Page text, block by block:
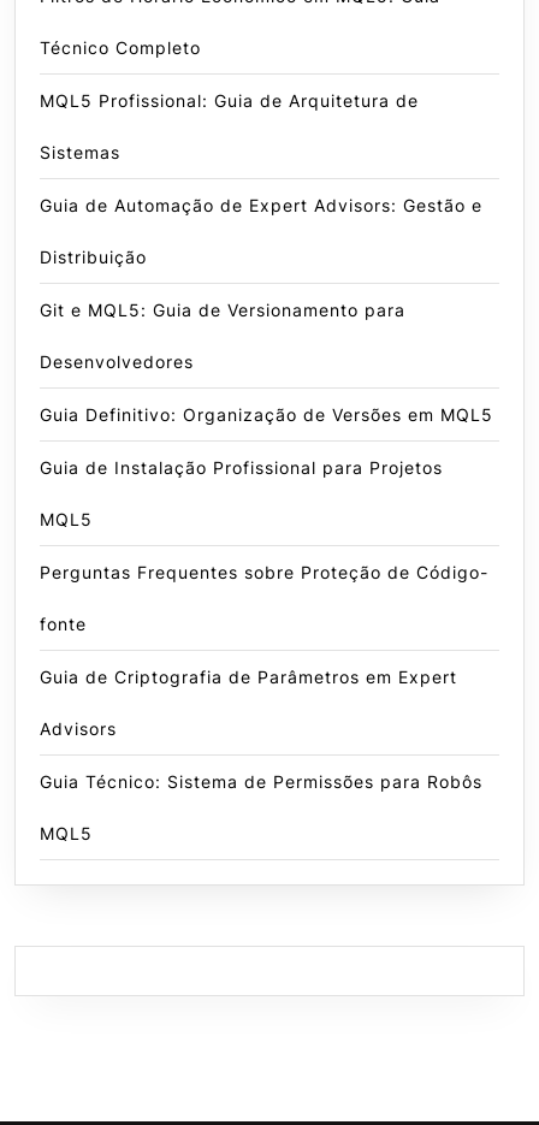
Técnico Completo
MQL5 Profissional: Guia de Arquitetura de
Sistemas
Guia de Automação de Expert Advisors: Gestão e
Distribuição
Git e MQL5: Guia de Versionamento para
Desenvolvedores
Guia Definitivo: Organização de Versões em MQL5
Guia de Instalação Profissional para Projetos
MQL5
Perguntas Frequentes sobre Proteção de Código-
fonte
Guia de Criptografia de Parâmetros em Expert
Advisors
Guia Técnico: Sistema de Permissões para Robôs
MQL5